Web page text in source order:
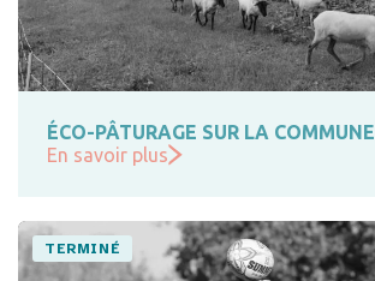
ÉCO-PÂTURAGE SUR LA COMMUNE
En savoir plus
TERMINÉ